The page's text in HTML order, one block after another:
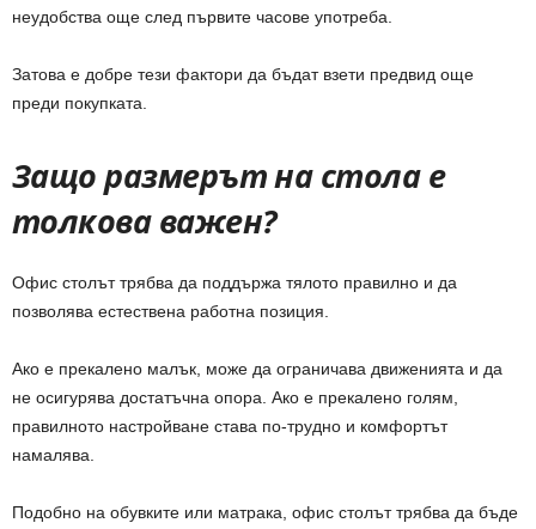
неудобства още след първите часове употреба.
Затова е добре тези фактори да бъдат взети предвид още
преди покупката.
Защо размерът на стола е
толкова важен?
Офис столът трябва да поддържа тялото правилно и да
позволява естествена работна позиция.
Ако е прекалено малък, може да ограничава движенията и да
не осигурява достатъчна опора. Ако е прекалено голям,
правилното настройване става по-трудно и комфортът
намалява.
Подобно на обувките или матрака, офис столът трябва да бъде